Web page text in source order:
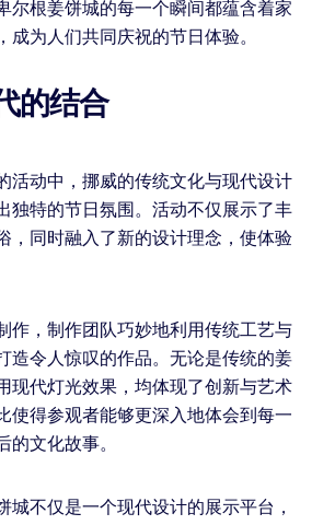
尔根姜饼城的每一个瞬间都蕴含着家
成为人们共同庆祝的节日体验。
的结合
活动中，挪威的传统文化与现代设计
独特的节日氛围。活动不仅展示了丰
，同时融入了新的设计理念，使体验
作，制作团队巧妙地利用传统工艺与
造令人惊叹的作品。无论是传统的姜
现代灯光效果，均体现了创新与艺术
使得参观者能够更深入地体会到每一
的文化故事。
城不仅是一个现代设计的展示平台，